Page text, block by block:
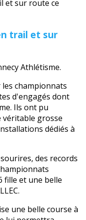
trail et sur
Athlétisme.
championnats
d'engagés dont
Ils ont pu
grosse
dédiés à
des records
fille et une belle
une belle course à